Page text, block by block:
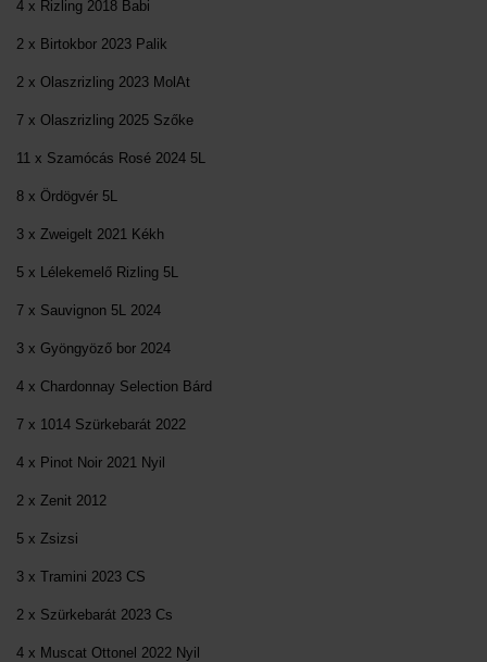
4 x Rizling 2018 Babi
2 x Birtokbor 2023 Palik
2 x Olaszrizling 2023 MolAt
7 x Olaszrizling 2025 Szőke
11 x Szamócás Rosé 2024 5L
8 x Ördögvér 5L
3 x Zweigelt 2021 Kékh
5 x Lélekemelő Rizling 5L
7 x Sauvignon 5L 2024
3 x Gyöngyöző bor 2024
4 x Chardonnay Selection Bárd
7 x 1014 Szürkebarát 2022
4 x Pinot Noir 2021 Nyil
2 x Zenit 2012
5 x Zsizsi
3 x Tramini 2023 CS
2 x Szürkebarát 2023 Cs
4 x Muscat Ottonel 2022 Nyil